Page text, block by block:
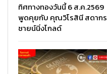
ทิศทางทองวันนี้ 6 ส.ค.2569
พูดคุยกับ คุณวิโรสินี สดากร
ชายน์นิ่งโกลด์